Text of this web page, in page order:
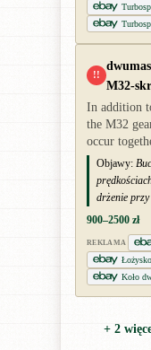
!!
M32-
In addition
the M32
occur
Objawy:
drżenie przy
900–2500 zł
REKLAMA
Koło
+ 2